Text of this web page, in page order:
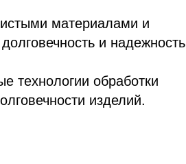
материалами и
и надежность
технологии обработки
изделий.